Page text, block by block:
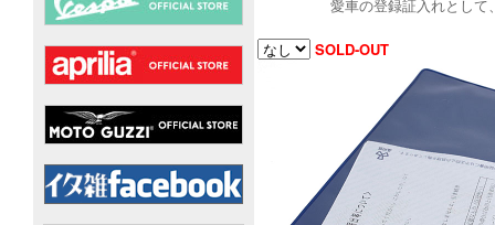
愛車の登録証入れとし
SOLD-OUT